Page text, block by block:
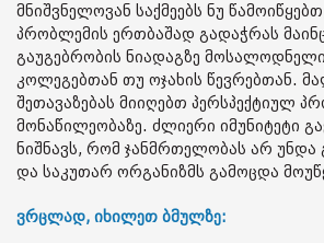
მნიშვნელოვან საქმეებს ნუ
პრობლემის ერთბაშად გადაჭრას
გაუგებრობის ნიადაგზე
კოლეგებთან თუ ოჯახის წევრებთან.
შეთავაზებას მიიღებთ პერსპექტიულ
მონაწილეობაზე. ძლიერი იმუნიტეტი
ნიშნავს, რომ ჯანმრთელობას არ
და საკუთარ ორგანიზმს გამოცდა
ვრცლად, იხილეთ ბმულზე: